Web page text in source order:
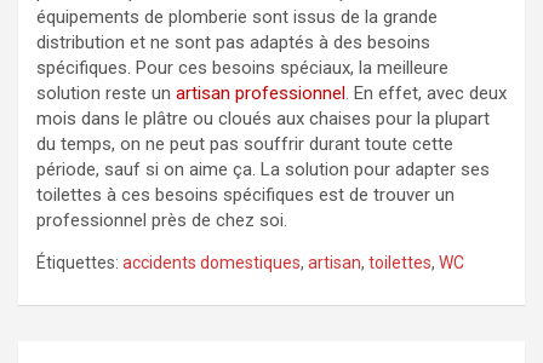
équipements de plomberie sont issus de la grande
distribution et ne sont pas adaptés à des besoins
spécifiques. Pour ces besoins spéciaux, la meilleure
solution reste un artisan professionnel. En effet, avec deux
mois dans le plâtre ou cloués aux chaises pour la plupart
du temps, on ne peut pas souffrir durant toute cette
période, sauf si on aime ça. La solution pour adapter ses
toilettes à ces besoins spécifiques est de trouver un
professionnel près de chez soi.
Étiquettes: accidents domestiques, artisan, toilettes, WC